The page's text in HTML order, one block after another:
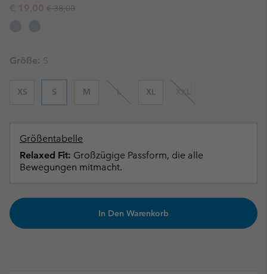
Sale price:
€ 19,00 Regular price:
€ 38,00
Größe: S
XS S M L XL XXL
Größentabelle
Relaxed Fit: Großzügige Passform, die alle
Bewegungen mitmacht.
In Den Warenkorb